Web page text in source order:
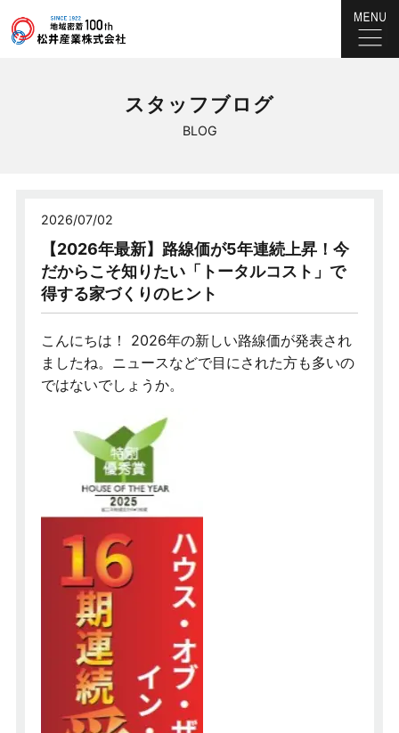
BLOG
スタッフブログ
2026/07/02
【2026年最新】路線価が5年連続上昇！今
だからこそ知りたい「トータルコスト」で
得する家づくりのヒント
こんにちは！ 2026年の新しい路線価が発表され
ましたね。ニュースなどで目にされた方も多いの
ではないでしょうか。